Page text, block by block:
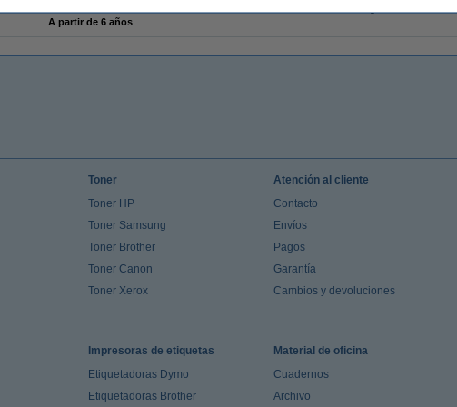
A partir de 6 años
Toner
Toner HP
Toner Samsung
Toner Brother
Toner Canon
Toner Xerox
Atención al cliente
Contacto
Envíos
Pagos
Garantía
Cambios y devoluciones
Impresoras de etiquetas
Etiquetadoras Dymo
Etiquetadoras Brother
Material de oficina
Cuadernos
Archivo